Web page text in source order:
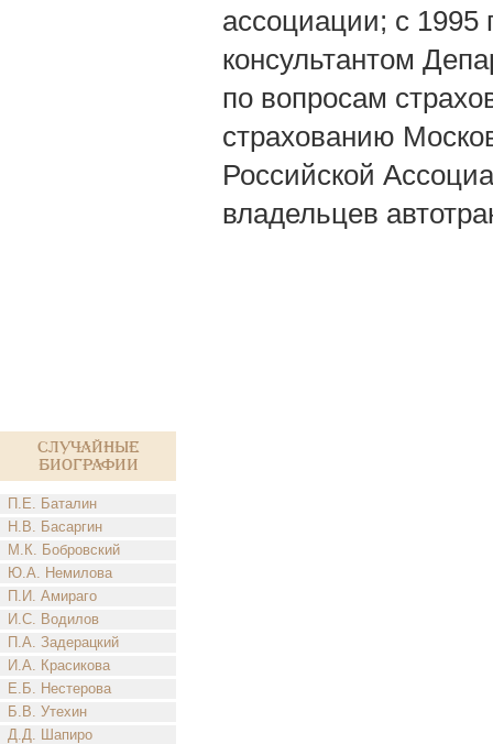
Случайные
биографии
П.Е. Баталин
Н.В. Басаргин
М.К. Бобровский
Ю.А. Немилова
П.И. Амираго
И.С. Водилов
П.А. Задерацкий
И.А. Красикова
Е.Б. Нестерова
Б.В. Утехин
Д.Д. Шапиро
ассоциации; с 1995
консультантом
по вопросам
страхованию
Российской
владельцев